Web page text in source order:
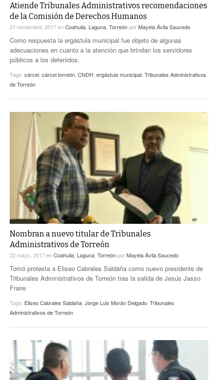
Atiende Tribunales Administrativos recomendaciones
de la Comisión de Derechos Humanos
21 noviembre, 2017enCoahuila Laguna TorreónporMayela Ávila Saucedo
Como respuesta la ergástula municipal fue objeto de algunas
adecuaciones en cuanto a la atención que brindan los servidores
públicos a los detenidos.
Tags: cárcel cárcel torreón CNDH ergástula municipal Tribunales Administrativos
de Torreón
Nombran a nuevo titular de Tribunales
Administrativos de Torreón
22 mayo, 2017enCoahuila, Laguna, TorreónporMayela Ávila Saucedo
Tomó protesta a Eliseo Cabrales Saldaña como nuevo presidente de
Tribunales Administrativos de Torreón tras la salida de Jesús Jasso
Fraire
Tags: Eliseo Cabrales Saldaña, Jorge Luis Morán Delgado, Tribunales
Administrativos de Torreón